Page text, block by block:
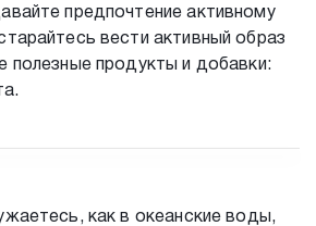
предпочтение активному
вести активный образ
полезные продукты и добавки:
как в океанские воды,